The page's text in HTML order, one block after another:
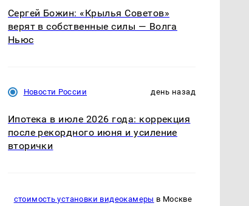
Сергей Божин: «Крылья Советов»
верят в собственные силы — Волга
Ньюс
Новости России день назад
Ипотека в июле 2026 года: коррекция
после рекордного июня и усиление
вторички
стоимость установки видеокамеры в Москве